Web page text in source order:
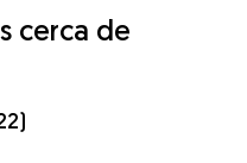
cerca de